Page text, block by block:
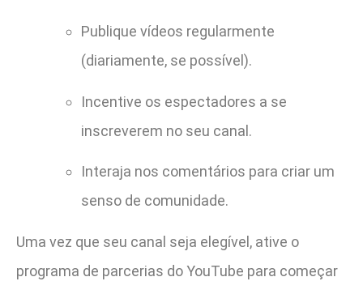
Publique vídeos regularmente
(diariamente, se possível).
Incentive os espectadores a se
inscreverem no seu canal.
Interaja nos comentários para criar um
senso de comunidade.
Uma vez que seu canal seja elegível, ative o
programa de parcerias do YouTube para começar